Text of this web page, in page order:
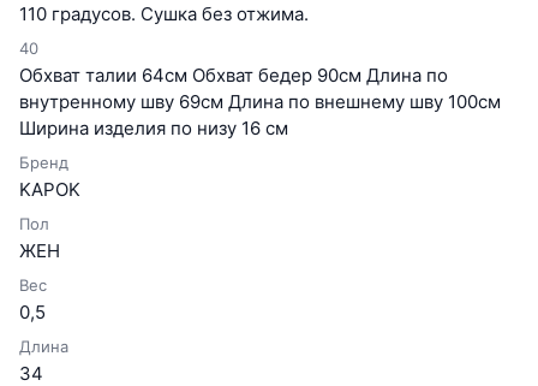
110 градусов. Сушка без отжима.
40
Обхват талии 64см Обхват бедер 90см Длина по
внутренному шву 69см Длина по внешнему шву 100см
Ширина изделия по низу 16 см
Бренд
KAPOK
Пол
ЖЕН
Вес
0,5
Длина
34